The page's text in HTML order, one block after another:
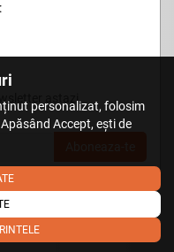
astazi.
personalizat, folosim
Accept, ești de
de Cookies mai multe
retragerii acordului.